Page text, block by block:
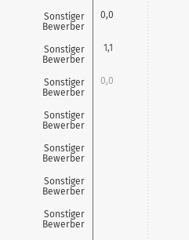
Sonstiger
Bewerber
Sonstiger
Bewerber
Sonstiger
Bewerber
Sonstiger
Bewerber
Sonstiger
Bewerber
Sonstiger
Bewerber
Sonstiger
Bewerber
0,0
1,1
0,0